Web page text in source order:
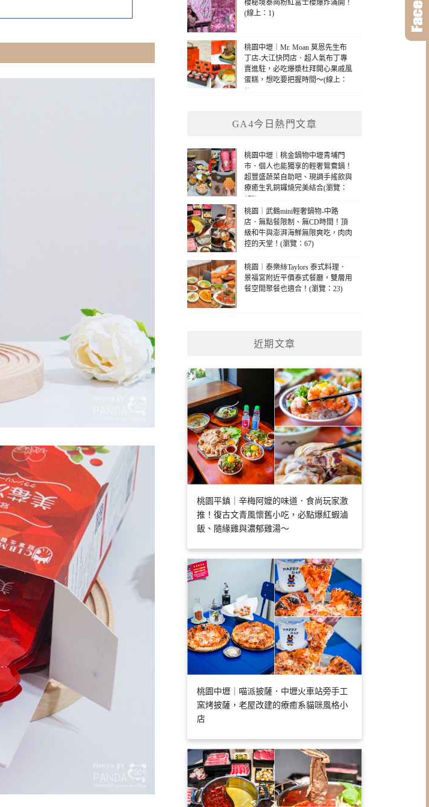
櫻秘境泰崗粉紅富士櫻爆炸滿開！
(線上：1)
桃園中壢｜Mr. Moan 莫恩先生布
丁店-大江快閃店．超人氣布丁專
賣進駐，必吃爆漿杜拜開心果戚風
蛋糕，想吃要把握時間～(線上：
1)
GA4今日熱門文章
桃園中壢｜桃金鍋物中壢青埔門
市．個人也能獨享的輕奢鴛鴦鍋！
超豐盛蔬菜自助吧、現調手搖飲與
療癒生乳銅鑼燒完美結合(瀏覽：
173)
桃園｜武鶴mini輕奢鍋物-中路
店．無點餐限制、無CD時間！頂
級和牛與澎湃海鮮無限爽吃，肉肉
控的天堂！(瀏覽：67)
桃園｜泰樂絲Taylors 泰式料理．
景福宮附近平價泰式餐廳，雙層用
餐空間聚餐也適合！(瀏覽：23)
近期文章
桃園平鎮｜辛梅阿嬤的味道．食尚玩家激
推！復古文青風懷舊小吃，必點爆紅蝦滷
飯、隨緣雞與濃郁雞湯～
桃園中壢｜喵派披薩．中壢火車站旁手工
窯烤披薩，老屋改建的療癒系貓咪風格小
店